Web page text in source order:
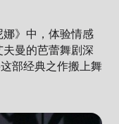
娜》中，体验情感
曼的芭蕾舞剧深
部经典之作搬上舞